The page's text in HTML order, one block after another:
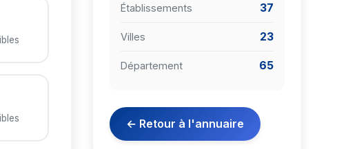
Établissements 37
Villes 23
Département 65
← Retour à l'annuaire